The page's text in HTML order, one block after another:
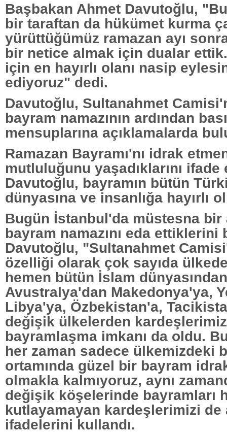
Başbakan Ahmet Davutoğlu,
bir taraftan da hükümet kurma
yürüttüğümüz ramazan ayı
bir netice almak için dualar
için en hayırlı olanı nasip
ediyoruz" dedi.
Davutoğlu, Sultanahmet
bayram namazının ardından
mensuplarına açıklamalarda
Ramazan Bayramı'nı idrak
mutluluğunu yaşadıklarını ifade
Davutoğlu, bayramın bütün
dünyasına ve insanlığa hayırlı
Bugün İstanbul'da müstesna bir
bayram namazını eda ettiklerini
Davutoğlu, "Sultanahmet
özelliği olarak çok sayıda
hemen bütün İslam
Avustralya'dan Makedonya'ya,
Libya'ya, Özbekistan'a,
değişik ülkelerden
bayramlaşma imkanı da oldu.
her zaman sadece ülkemizdeki
ortamında güzel bir bayram
olmakla kalmıyoruz, aynı
değişik köşelerinde bayramları
kutlayamayan kardeşlerimizi de
ifadelerini kullandı.